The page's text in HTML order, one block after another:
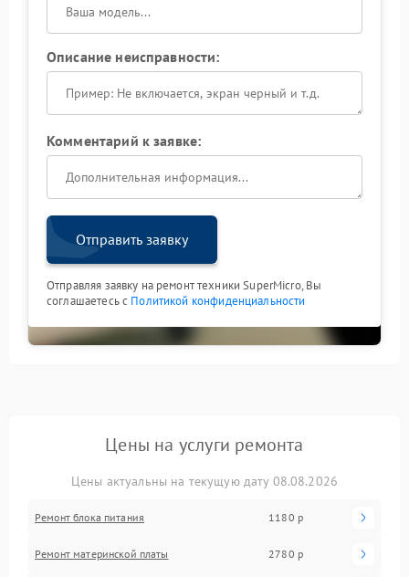
Описание неисправности:
Комментарий к заявке:
Отправить заявку
Отправляя заявку на ремонт техники SuperMicro, Вы
соглашаетесь с Политикой конфиденциальности
Цены на услуги ремонта
Цены актуальны на текущую дату 08.08.2026
Ремонт блока питания 1180 р
Ремонт материнской платы 2780 р